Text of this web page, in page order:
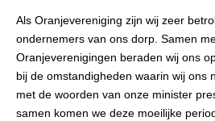
Als Oranjevereniging zijn wij zeer
ondernemers van ons dorp. Samen
Oranjeverenigingen beraden wij ons
bij de omstandigheden waarin wij ons
met de woorden van onze minister
samen komen we deze moeilijke